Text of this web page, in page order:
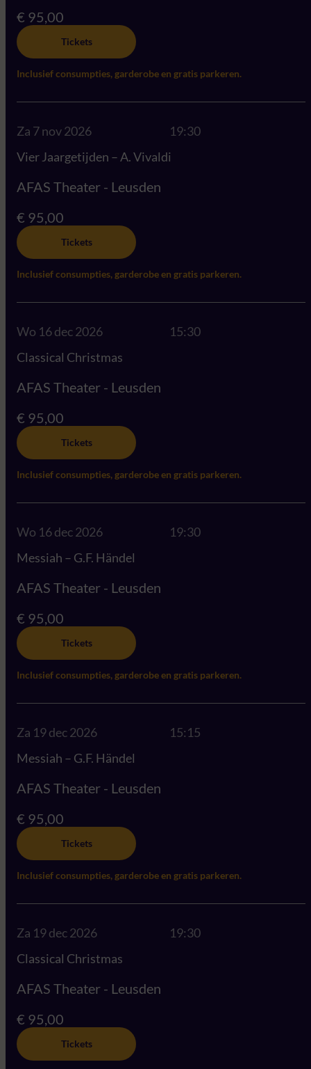
€ 95,00
Tickets
Inclusief consumpties, garderobe en gratis parkeren.
Za 7 nov 2026
19:30
Vier Jaargetijden – A. Vivaldi
AFAS Theater - Leusden
€ 95,00
Tickets
Inclusief consumpties, garderobe en gratis parkeren.
Wo 16 dec 2026
15:30
Classical Christmas
AFAS Theater - Leusden
€ 95,00
Tickets
Inclusief consumpties, garderobe en gratis parkeren.
Wo 16 dec 2026
19:30
Messiah – G.F. Händel
AFAS Theater - Leusden
€ 95,00
Tickets
Inclusief consumpties, garderobe en gratis parkeren.
Za 19 dec 2026
15:15
Messiah – G.F. Händel
AFAS Theater - Leusden
€ 95,00
Tickets
Inclusief consumpties, garderobe en gratis parkeren.
Za 19 dec 2026
19:30
Classical Christmas
AFAS Theater - Leusden
€ 95,00
Tickets